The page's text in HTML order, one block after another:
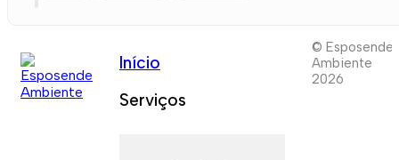
Início
Serviços
© Esposende
Ambiente
2026